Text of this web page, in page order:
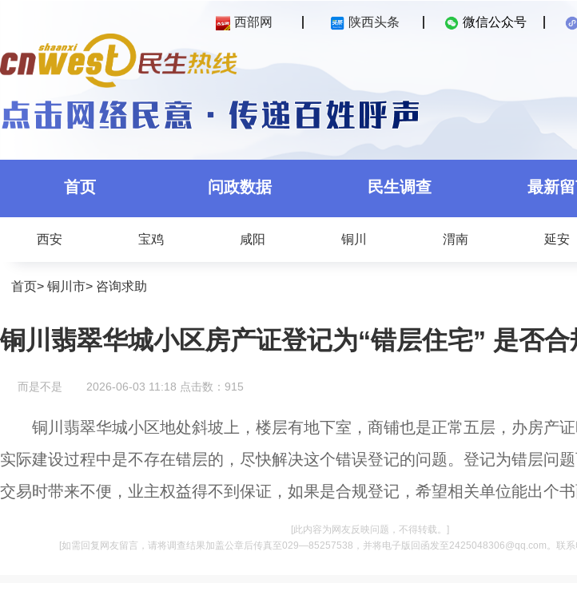
西部网 陕西头条 微信公众号
首页 问政数据 民生调查 最新
西安 宝鸡 咸阳 铜川 渭南 延安
首页> 铜川市> 咨询求助
铜川翡翠华城小区房产证登记为“错层住宅” 是否合
而是不是 2026-06-03 11:18 点击数： 915
铜川翡翠华城小区地处斜坡上，楼层有地下室，商铺也是正常五层，办房产
实际建设过程中是不存在错层的，尽快解决这个错误登记的问题。登记为错层问题
交易时带来不便，业主权益得不到保证，如果是合规登记，希望相关单位能出个书
[此内容为网友反映问题，不得转载。]
[如需回复网友留言，请将调查结果加盖公章后传真至029—85257538，并将电子版回函发至2425048306@qq.com。联